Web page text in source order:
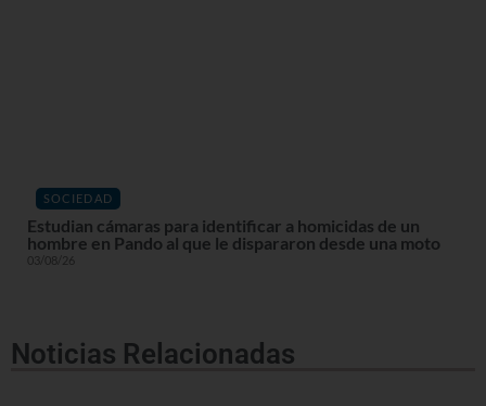
SOCIEDAD
Estudian cámaras para identificar a homicidas de un
hombre en Pando al que le dispararon desde una moto
03/08/26
Noticias Relacionadas